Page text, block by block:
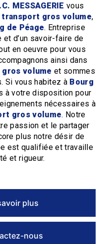
MESSAGERIE vous
transport gros volume,
de Péage. Entreprise
et d’un savoir-faire de
en oeuvre pour vous
ainsi dans
volume et sommes
Si vous habitez à Bourg
à votre disposition pour
nécessaires à
gros volume. Notre
passion et le partager
plus notre désir de
est qualifiée et travaille
et rigueur.
plus
nous